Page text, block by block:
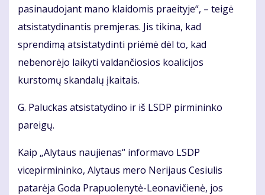
pasinaudojant mano klaidomis praeityje“, – teigė
atsistatydinantis premjeras. Jis tikina, kad
sprendimą atsistatydinti priėmė dėl to, kad
nebenorėjo laikyti valdančiosios koalicijos
kurstomų skandalų įkaitais.
G. Paluckas atsistatydino ir iš LSDP pirmininko
pareigų.
Kaip „Alytaus naujienas“ informavo LSDP
vicepirmininko, Alytaus mero Nerijaus Cesiulis
patarėja Goda Prapuolenytė-Leonavičienė, jos